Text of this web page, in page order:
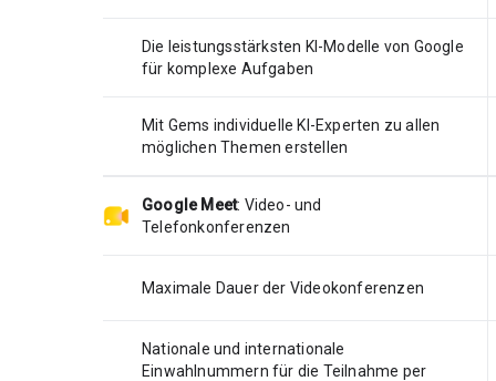
Die leistungsstärksten KI-Modelle von Google
für komplexe Aufgaben
Mit Gems individuelle KI-Experten zu allen
möglichen Themen erstellen
Google Meet: Video- und
Telefonkonferenzen
Maximale Dauer der Videokonferenzen
Nationale und internationale
Einwahlnummern für die Teilnahme per